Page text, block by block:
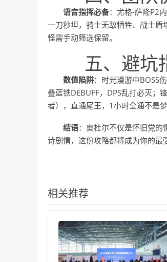
语音指挥必备：尤格-萨隆P2
一刀秒坦，骑士无敌牺牲、战士盾
怪需手动筛选保留。
五、避坑
数值陷阱：时光漫游中BOSS
叠蓝铁DEBUFF，DPS乱打必灭；
者），直通尾王，1小时全通不是梦
结语：奥杜尔不仅是怀旧党的
诗剧情，这份攻略都将成为你的最
相关推荐